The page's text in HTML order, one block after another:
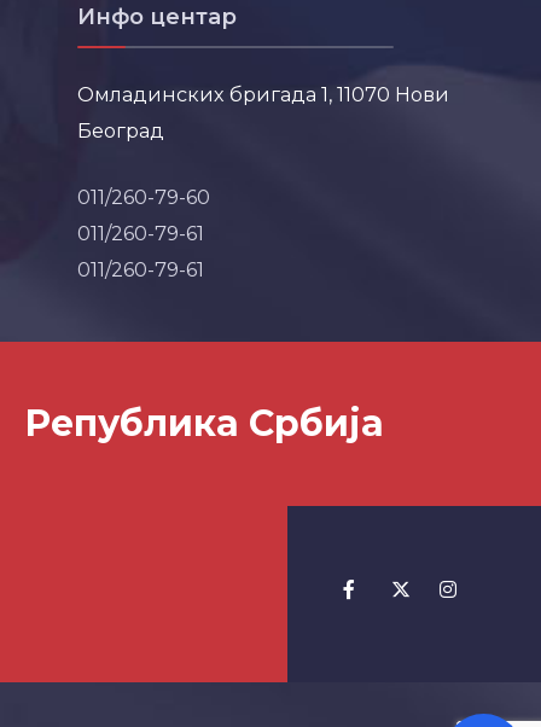
Инфо центар
Омладинских бригада 1, 11070 Нови
Београд
011/260-79-60
011/260-79-61
011/260-79-61
Република Србија